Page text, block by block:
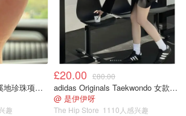
Prestige Necklace 大溪地珍珠项链 10-11mm
趣
£20.00 £80.00
adidas Originals Taekwondo 女款黑色运动鞋
@ 是伊伊呀
The Hip Store 1110人感兴趣